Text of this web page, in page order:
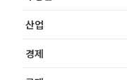
산업
경제